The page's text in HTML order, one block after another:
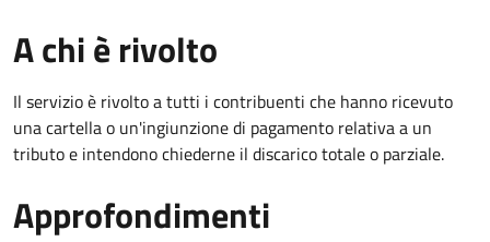
A chi è rivolto
Il servizio è rivolto a tutti i contribuenti che hanno ricevuto
una cartella o un'ingiunzione di pagamento relativa a un
tributo e intendono chiederne il discarico totale o parziale.
Approfondimenti